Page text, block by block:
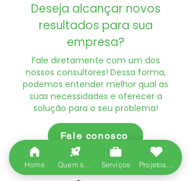
Deseja alcançar novos
resultados para sua
empresa?
Fale diretamente com um dos
nossos consultores! Dessa forma,
podemos entender melhor qual as
suas necessidades e oferecer a
solução para o seu problema!
Fale conosco
Home Serviços